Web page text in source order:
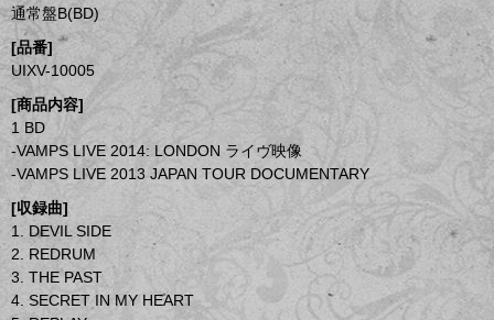
通常盤B(BD)
[品番]
UIXV-10005
[商品内容]
1 BD
-VAMPS LIVE 2014: LONDON ライヴ映像
-VAMPS LIVE 2013 JAPAN TOUR DOCUMENTARY
[収録曲]
1. DEVIL SIDE
2. REDRUM
3. THE PAST
4. SECRET IN MY HEART